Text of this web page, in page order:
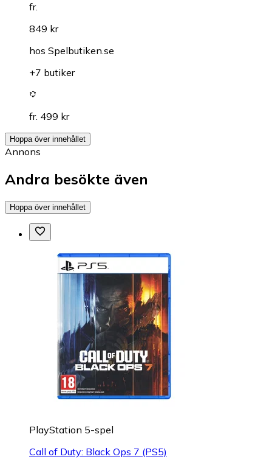
fr.
849 kr
hos Spelbutiken.se
+7 butiker
fr. 499 kr
Hoppa över innehållet
Annons
Andra besökte även
Hoppa över innehållet
PlayStation 5-spel
Call of Duty: Black Ops 7 (PS5)